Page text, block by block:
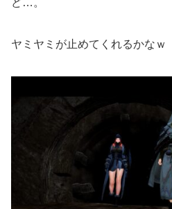
ヤミヤミが止めてくれるかなｗ